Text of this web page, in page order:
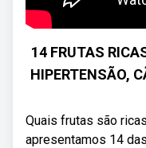
14 FRUTAS
HIPERTENSÃO,
Quais frutas são
apresentamos 14